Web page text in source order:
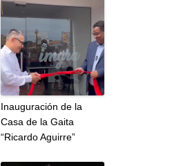
Inauguración de la
Casa de la Gaita
“Ricardo Aguirre”